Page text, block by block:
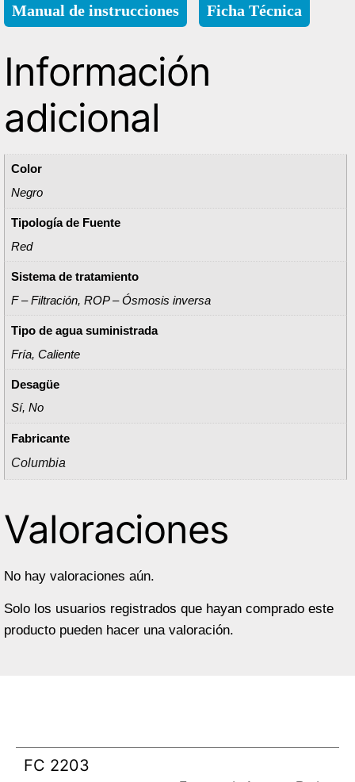
Manual de instrucciones Ficha Técnica
Información
adicional
Color
Negro
Tipología de Fuente
Red
Sistema de tratamiento
F – Filtración, ROP – Ósmosis inversa
Tipo de agua suministrada
Fría, Caliente
Desagüe
Sí, No
Fabricante
Columbia
Valoraciones
No hay valoraciones aún.
Solo los usuarios registrados que hayan comprado este
producto pueden hacer una valoración.
FC 2203